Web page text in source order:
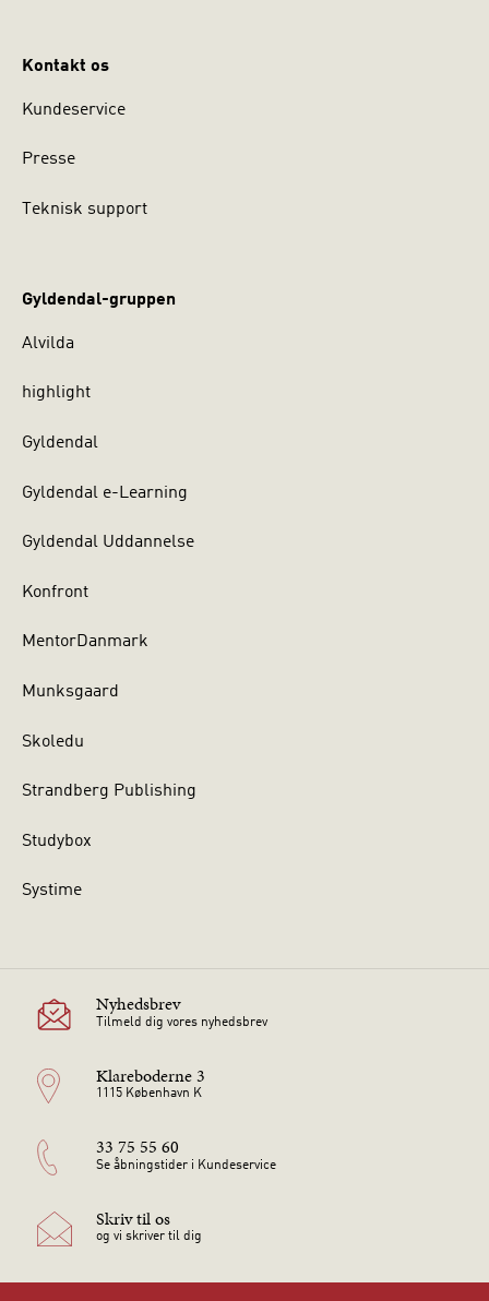
Kontakt os
Kundeservice
Presse
Teknisk support
Gyldendal-gruppen
Alvilda
highlight
Gyldendal
Gyldendal e-Learning
Gyldendal Uddannelse
Konfront
MentorDanmark
Munksgaard
Skoledu
Strandberg Publishing
Studybox
Systime
Nyhedsbrev
Tilmeld dig vores nyhedsbrev
Klareboderne 3
1115 København K
33 75 55 60
Se åbningstider i Kundeservice
Skriv til os
og vi skriver til dig